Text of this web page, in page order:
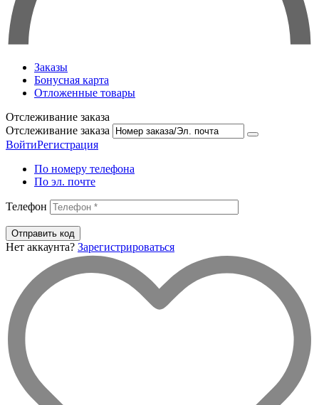
Заказы
Бонусная карта
Отложенные товары
Отслеживание заказа
Отслеживание заказа
ВойтиРегистрация
По номеру телефона
По эл. почте
Телефон
Отправить код
Нет аккаунта? Зарегистрироваться